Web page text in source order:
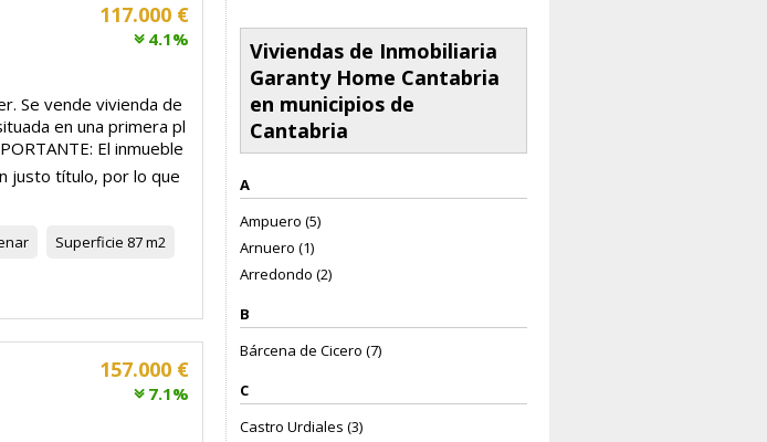
Viviendas de Inmobiliaria
Garanty Home Cantabria
en municipios de
Cantabria
A
Ampuero (5)
Arnuero (1)
Arredondo (2)
B
Bárcena de Cicero (7)
C
Castro Urdiales (3)
117.000 €
4.1%
Se vende vivienda de
en una primera pl
El inmueble
justo título, por lo que
Superficie 87 m2
157.000 €
7.1%